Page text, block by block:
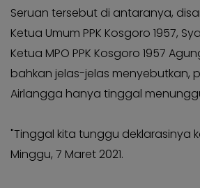
Pojok
Kagol
Kabar
Photo
Pojok
KABAR
Seruan tersebut di antaranya,
Ketua Umum PPK Kosgoro 1957,
Ketua MPO PPK Kosgoro 1957
bahkan jelas-jelas menyebutkan,
Airlangga hanya tinggal
"Tinggal kita tunggu deklarasinya
Minggu, 7 Maret 2021.